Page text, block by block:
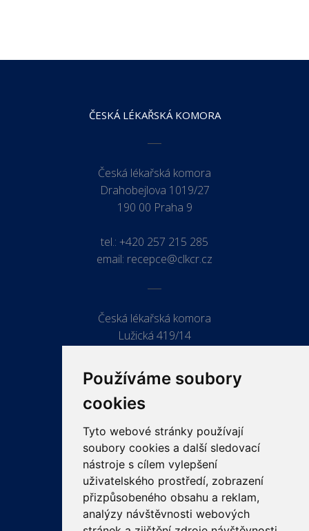
Používáme soubory
cookies
Tyto webové stránky používají
soubory cookies a další sledovací
nástroje s cílem vylepšení
uživatelského prostředí, zobrazení
přizpůsobeného obsahu a reklam,
analýzy návštěvnosti webových
ČESKÁ LÉKAŘSKÁ KOMORA
Česká lékařská komora
Drahobejlova 1019/27
190 00 Praha 9
tel.: +420 257 215 285
email: recepce@clkcr.cz
Česká lékařská komora
Lužická 419/14
ODKAZY
PRO LÉKAŘE
PRO VEŘEJNOST
VZDĚLÁVÁNÍ